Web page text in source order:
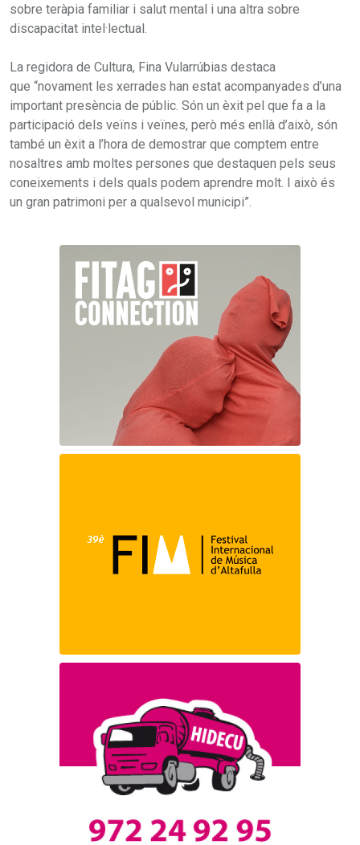
sobre teràpia familiar i salut mental i una altra sobre
discapacitat intel·lectual.
La regidora de Cultura, Fina Vularrúbias destaca
que “novament les xerrades han estat acompanyades d’una
important presència de públic. Són un èxit pel que fa a la
participació dels veïns i veïnes, però més enllà d’això, són
també un èxit a l’hora de demostrar que comptem entre
nosaltres amb moltes persones que destaquen pels seus
coneixements i dels quals podem aprendre molt. I això és
un gran patrimoni per a qualsevol municipi”.